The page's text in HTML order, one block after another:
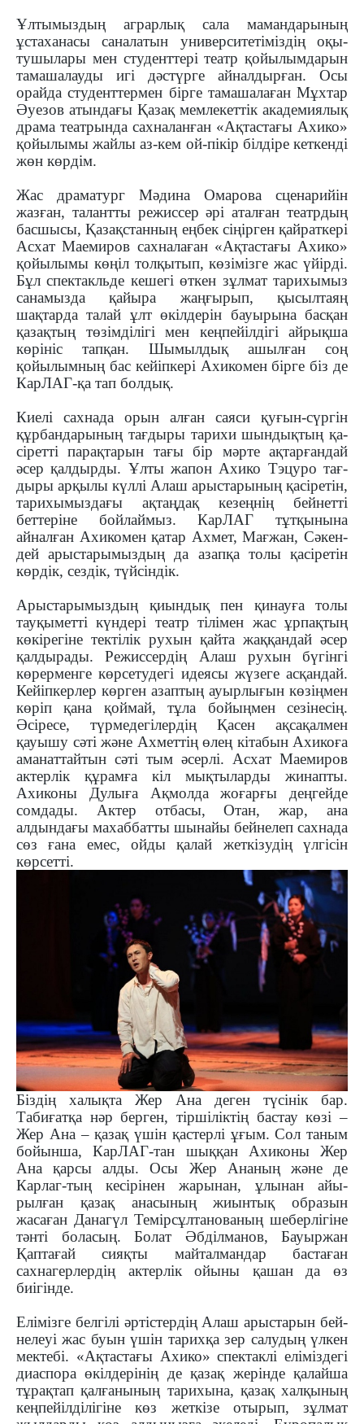
Ұлтымыздың аграрлық сала мамандарының
ұстаханасы саналатын университетіміздің оқы­
тушылары мен студенттері театр қойы­лымдарын
тамашалауды игі дәстүрге айналдырған. Осы
орай­да студенттермен бірге тамашалаған Мұх­тар
Әуезов атындағы Қазақ мемлекеттік ака­демиялық
драма театрында сахналанған «Ақ­тастағы Ахико»
қойылымы жайлы аз-кем ой-пікір білдіре кеткенді
жөн көрдім.
Жас драматург Мәдина Омарова сценарийін
жазған, талантты режиссер әрі аталған театрдың
басшысы, Қазақстанның еңбек сіңірген қайраткері
Асхат Маемиров сахналаған «Ақтастағы Ахико»
қойылымы көңіл толқытып, көзімізге жас үйірді.
Бұл спектакльде кешегі өткен зұлмат тарихымыз
санамызда қайыра жаңғырып, қысылтаяң
шақтарда талай ұлт өкілдерін бауырына басқан
қазақтың төзімділігі мен кеңпейілдігі айрықша
көрініс тапқан. Шымылдық ашылған соң
қойылымның бас кейіпкері Ахикомен бірге біз де
КарЛАГ-қа тап болдық.
Киелі сахнада орын алған саяси қуғын-сүргін
құрбандарының тағдыры тарихи шындықтың қа­
сіретті парақтарын тағы бір мәрте ақтарғандай
әсер қалдырды. Ұлты жапон Ахико Тэцуро тағ­
дыры арқылы күллі Алаш арыстарының қасі­ре­тін,
тарихымыздағы ақтаңдақ кезеңнің бей­нетті
беттеріне бойлаймыз. КарЛАГ тұт­қыны­на
айналған Ахикомен қатар Ахмет, Мағ­жан, Сәкен­
дей арыстарымыздың да азапқа толы қасіретін
көрдік, сездік, түйсіндік.
Арыстарымыздың қиындық пен қинауға толы
тауқыметті күндері театр тілімен жас ұрпақ­тың
көкірегіне тектілік рухын қайта жақ­қандай әсер
қалдырады. Режиссердің Алаш ру­хын бүгінгі
көрерменге көрсетудегі идеясы жүзеге асқандай.
Кейіпкерлер көрген азаптың ауырлығын көзіңмен
көріп қана қоймай, тұла бойыңмен сезінесің.
Әсіресе, түрмедегілердің Қасен ақсақалмен
қауышу сәті және Ахметтің өлең кітабын Ахикоға
аманаттайтын сәті тым әсерлі. Асхат Маемиров
актерлік құрамға кіл мықтыларды жинапты.
Ахиконы Дулыға Ақмолда жоғарғы деңгейде
сомдады. Актер отбасы, Отан, жар, ана
алдындағы махаббатты шынайы бейнелеп сахнада
сөз ғана емес, ойды қалай жеткізудің үлгісін
көрсетті.
Біздің халықта Жер Ана деген түсінік бар.
Табиғатқа нәр берген, тіршіліктің бастау көзі –
Жер Ана – қазақ үшін қастерлі ұғым. Сол таным
бойынша, КарЛАГ-тан шыққан Ахиконы Жер
Ана қарсы алды. Осы Жер Ананың және де
Карлаг-тың кесірінен жарынан, ұлынан айы­
рылған қазақ анасының жиынтық образын
жасаған Данагүл Темірсұлтанованың шеберлігіне
тәнті боласың. Болат Әбділманов, Бауыржан
Қаптағай сияқты майталмандар бастаған
сахнагерлердің актерлік ойыны қашан да өз
биігінде.
Елімізге белгілі әртістердің Алаш арыс­тарын бей­
нелеуі жас буын үшін тарихқа зер салудың үл­кен
мектебі. «Ақтастағы Ахико» спектаклі елі­міздегі
диаспора өкілдерінің де қазақ жерінде қа­лай­ша
тұрақтап қалғанының тарихына, қазақ хал­қының
кеңпейілділігіне көз жеткізе отырып, зұлмат